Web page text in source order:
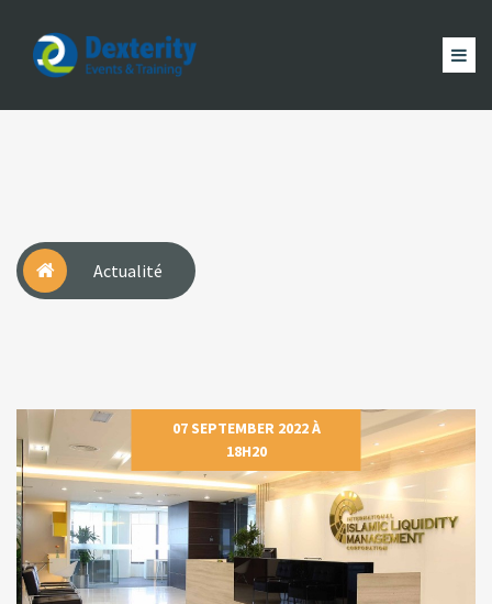
Dexterity
Events
Actualité
07 SEPTEMBER 2022 À
18H20